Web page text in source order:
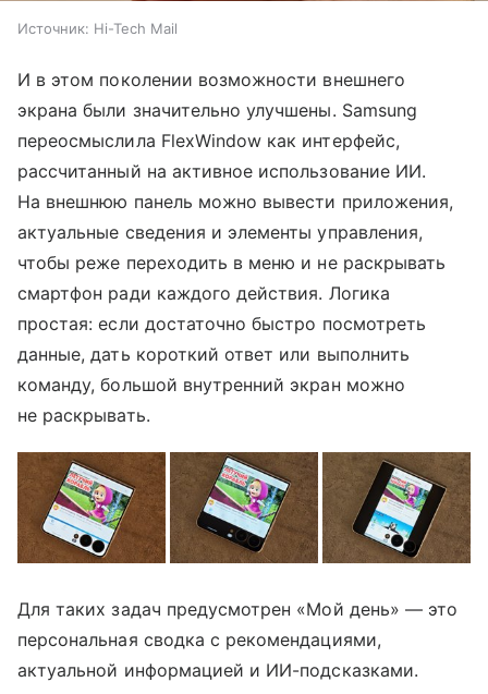
Источник: Hi-Tech Mail
И в этом поколении возможности внешнего
экрана были значительно улучшены. Samsung
переосмыслила FlexWindow как интерфейс,
рассчитанный на активное использование ИИ.
На внешнюю панель можно вывести приложения,
актуальные сведения и элементы управления,
чтобы реже переходить в меню и не раскрывать
смартфон ради каждого действия. Логика
простая: если достаточно быстро посмотреть
данные, дать короткий ответ или выполнить
команду, большой внутренний экран можно
не раскрывать.
Для таких задач предусмотрен «Мой день» — это
персональная сводка с рекомендациями,
актуальной информацией и ИИ-подсказками.